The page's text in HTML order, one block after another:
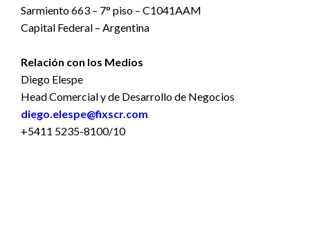
Sarmiento 663 – 7° piso – C1041AAM
Capital Federal – Argentina
Relación con los Medios
Diego Elespe
Head Comercial y de Desarrollo de Negocios
diego.elespe@fixscr.com
+5411 5235-8100/10